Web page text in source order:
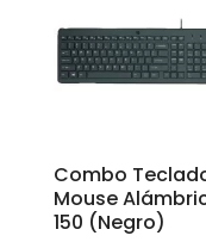
Combo
Mouse
150 (Negro)